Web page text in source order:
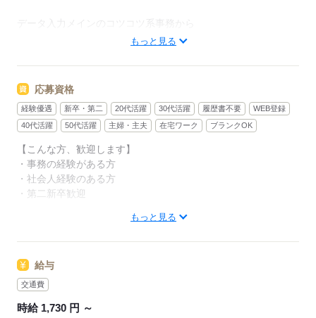
データ入力メインのコツコツ系事務から
Excelなどスキルを活かすお仕事の中には
働き方や勤務開始日について
お気軽にご相談ください。
▼お仕事例
●Excelでのデータ修正
●郵便発送
●電話対応…など
メーカー、マスコミ、公的機関、商社、金融業、不動産や
【紹介予定派遣】とは
最長半年の派遣就業後、
あなたと派遣先企業の合意があれば、直接雇用化される仕組み
です。
もっと見る
応募資格
経験優遇 新卒・第二 20代活躍 30代活躍 履歴書不要
WEB登録
40代活躍
50代活躍 主婦・主夫 在宅ワーク ブランクOK
【こんな方、歓迎します】
・事務の経験がある方
・社会人経験のある方
・第二新卒歓迎
※未経験からチャレンジできるお仕事やブランクからの復帰を
≪かんたんオンライン登録≫
リクルートグループならではの幅広い企業ネットワークで
もっと見る
給与
交通費
時給 1,730 円 ～